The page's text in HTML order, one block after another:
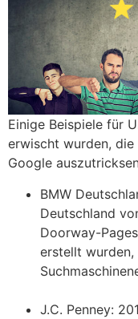
Einige Beispiele für
erwischt wurden,
Google
BMW
Deutschland
Doorway-
erstellt wurden,
J.C. Penney: